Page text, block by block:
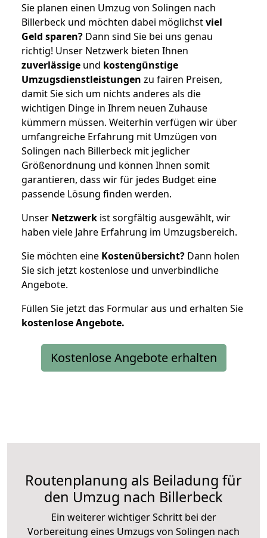
Sie planen einen Umzug von Solingen nach
Billerbeck und möchten dabei möglichstviel
Geld sparen? Dann sind Sie bei uns genau
richtig! Unser Netzwerk bieten Ihnen
zuverlässige und kostengünstige
Umzugsdienstleistungen zu fairen Preisen,
damit Sie sich um nichts anderes als die
wichtigen Dinge in Ihrem neuen Zuhause
kümmern müssen. Weiterhin verfügen wir über
umfangreiche Erfahrung mit Umzügen von
Solingen nach Billerbeck mit jeglicher
Größenordnung und können Ihnen somit
garantieren, dass wir für jedes Budget eine
passende Lösung finden werden.
Unser Netzwerk ist sorgfältig ausgewählt, wir
haben viele Jahre Erfahrung im Umzugsbereich.
Sie möchten eine Kostenübersicht? Dann holen
Sie sich jetzt kostenlose und unverbindliche
Angebote.
Füllen Sie jetzt das Formular aus und erhalten Sie
kostenloseAngebote.
Kostenlose Angebote erhalten
Routenplanung als Beiladung für
den Umzug nach Billerbeck
Ein weiterer wichtiger Schritt bei der
Vorbereitung eines Umzugs von Solingen nach